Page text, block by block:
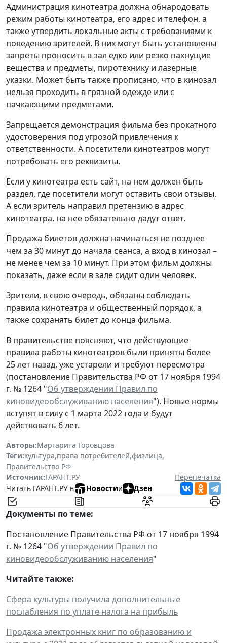
Администрация кинотеатра должна обнародовать
режим работы кинотеатра, его адрес и телефон, а
также утвердить локальные акты с требованиями к
поведению зрителей. В них могут быть установлены
запреты проносить в зал едко или резко пахнущие
вещества и предметы, пиротехнику и лазерные
указки. Может быть также прописано, что в кинозал
нельзя проходить в грязной одежде или с
пачкающими предметами.
Запрещается демонстрация фильма без прокатного
удостоверения под угрозой привлечения к
ответственности. А посетители кинотеатров могут
потребовать его реквизиты.
Если у кинотеатра есть сайт, на нем должен быть
раздел, где посетители могут оставить свои отзывы.
А если зритель направил претензию в адрес
кинотеатра, на нее обязательно дадут ответ.
Продажа билетов должна начинаться не позднее
чем за 30 минут до начала сеанса, а вход в кинозал –
не менее чем за 10 минут. При этом фильм должны
показать, даже если в зале сидит один человек.
Зрители, в свою очередь, обязаны соблюдать
правила кинотеатра и общественный порядок, а
также сохранять билет до конца фильма.
В правительстве поясняют, что действующие
правила работы кинотеатров были приняты более
25 лет назад, уже устарели и требуют пересмотра
(постановление Правительства РФ от 17 ноября 1994
г. № 1264 "Об утверждении Правил по
киновидеообслуживанию населения"). Новые нормы
вступят в силу с 1 марта 2022 года и будут
действовать 6 лет.
Авторы:Маргарита Горовцова
Теги:культура,права потребителей,физлица,
Правительство РФ
Источник:ГАРАНТ.РУ
Перепечатка
Читать ГАРАНТ.РУ в
Новостии Дзен
Документы по теме:
Постановление Правительства РФ от 17 ноября 1994
г. № 1264 "Об утверждении Правил по
киновидеообслуживанию населения"
Читайте также:
Сфера культуры получила дополнительные
послабления по уплате налога на прибыль
Продажа электронных книг по образованию и